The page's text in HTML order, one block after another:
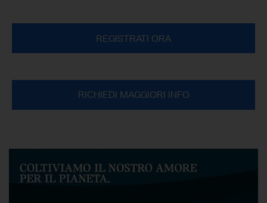
REGISTRATI ORA
RICHIEDI MAGGIORI INFO